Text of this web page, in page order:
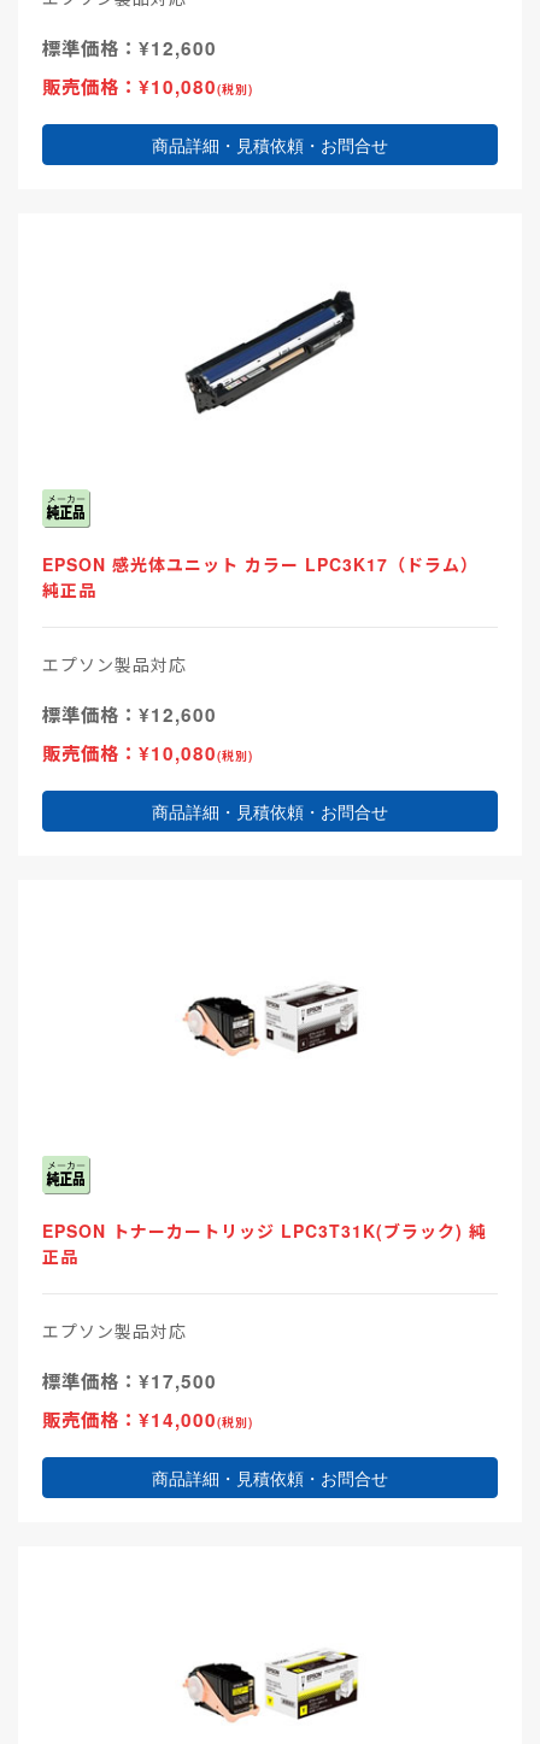
標準価格：¥12,600
販売価格：¥10,080(税別)
商品詳細・見積依頼・お問合せ
EPSON 感光体ユニット カラー LPC3K17（ドラム）
純正品
エプソン製品対応
標準価格：¥12,600
販売価格：¥10,080(税別)
商品詳細・見積依頼・お問合せ
EPSON トナーカートリッジ LPC3T31K(ブラック) 純
正品
エプソン製品対応
標準価格：¥17,500
販売価格：¥14,000(税別)
商品詳細・見積依頼・お問合せ